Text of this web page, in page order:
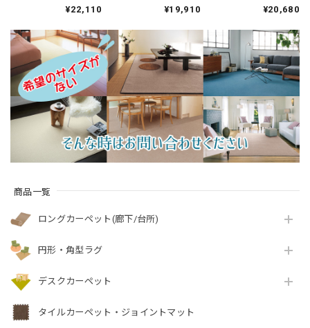
商品一覧
ロングカーペット(廊下/台所)
円形・角型ラグ
デスクカーペット
タイルカーペット・ジョイントマット
90％以上！ 防虫・防
を備えたマルチな快
適 高機能ラグ 全4色
防炎ラベル付『アス
ホープ/HOP』
¥22,110
安全の「SEK 抗ウイ
菌加工」雰囲気のあ
る杢調 無地 ループカ
ーペット 全5色 防炎
ラベル付『アスフュ
ーチャー/FUT』
¥19,910
でお手入れしやすい
感のあるテクスチャ
ー 無地 ループ カーペ
ット全3色 防炎ラベル
付『アスボニ
ー/BNI』
¥20,680